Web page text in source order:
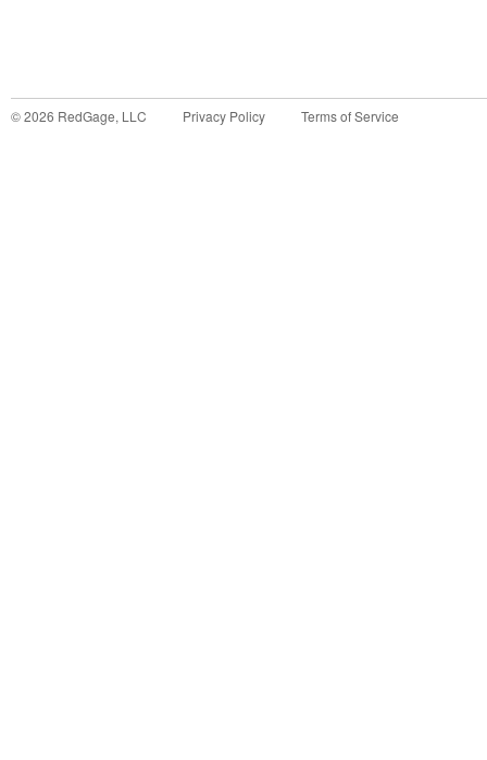
©2026 RedGage, LLC Privacy Policy Terms of Service